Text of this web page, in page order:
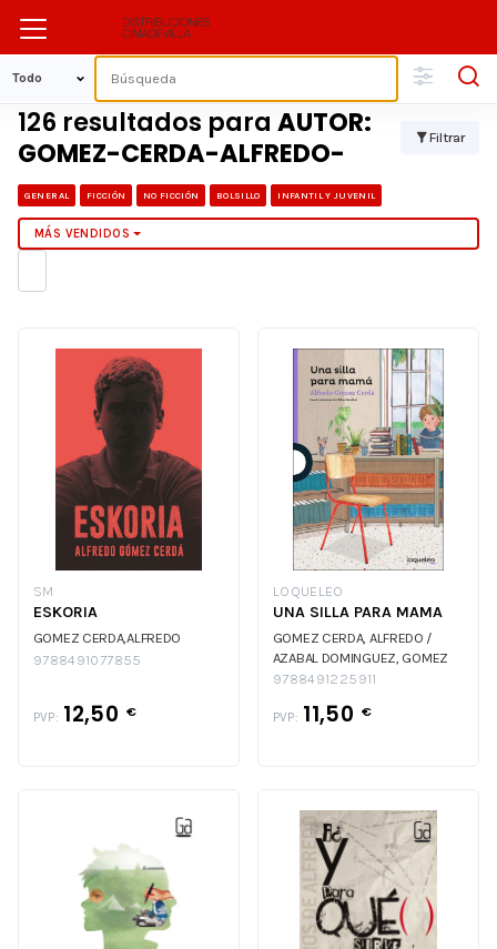
126 resultados para AUTOR:
GOMEZ-CERDA-ALFREDO-
Filtrar
GENERAL FICCIÓN NO FICCIÓN BOLSILLO INFANTIL Y JUVENIL
MÁS VENDIDOS
SM
ESKORIA
GOMEZ CERDA,ALFREDO
9788491077855
PVP: 12,50 €
LOQUELEO
UNA SILLA PARA MAMA
GOMEZ CERDA, ALFREDO /
AZABAL DOMINGUEZ, GOMEZ
CERDA, ALFREDO / AZABAL
9788491225911
PVP: 11,50 €